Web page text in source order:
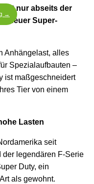
nur abseits der
neuer Super-
Anhängelast, alles
Spezialaufbauten –
ist maßgeschneidert
Tier von einem
Lasten
seit
der legendären F-Serie
Duty, ein
als gewohnt.
→